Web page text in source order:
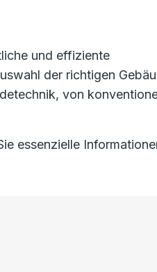
und effiziente
der richtigen
von
essenzielle